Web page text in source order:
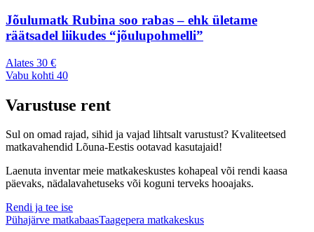
Jõulumatk Rubina soo rabas – ehk ületame
räätsadel liikudes “jõulupohmelli”
Alates 30 €
Vabu kohti 40
Varustuse rent
Sul on omad rajad, sihid ja vajad lihtsalt varustust? Kvaliteetsed
matkavahendid Lõuna-Eestis ootavad kasutajaid!
Laenuta inventar meie matkakeskustes kohapeal või rendi kaasa
päevaks, nädalavahetuseks või koguni terveks hooajaks.
Rendi ja tee ise
Pühajärve matkabaasTaagepera matkakeskus